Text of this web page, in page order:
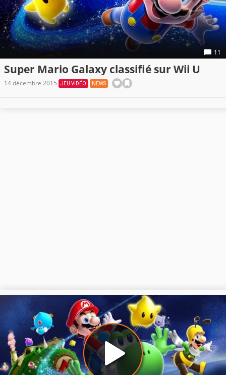
11
Super Mario Galaxy classifié sur Wii U
14 décembre 2015 JEU VIDÉO NEWS